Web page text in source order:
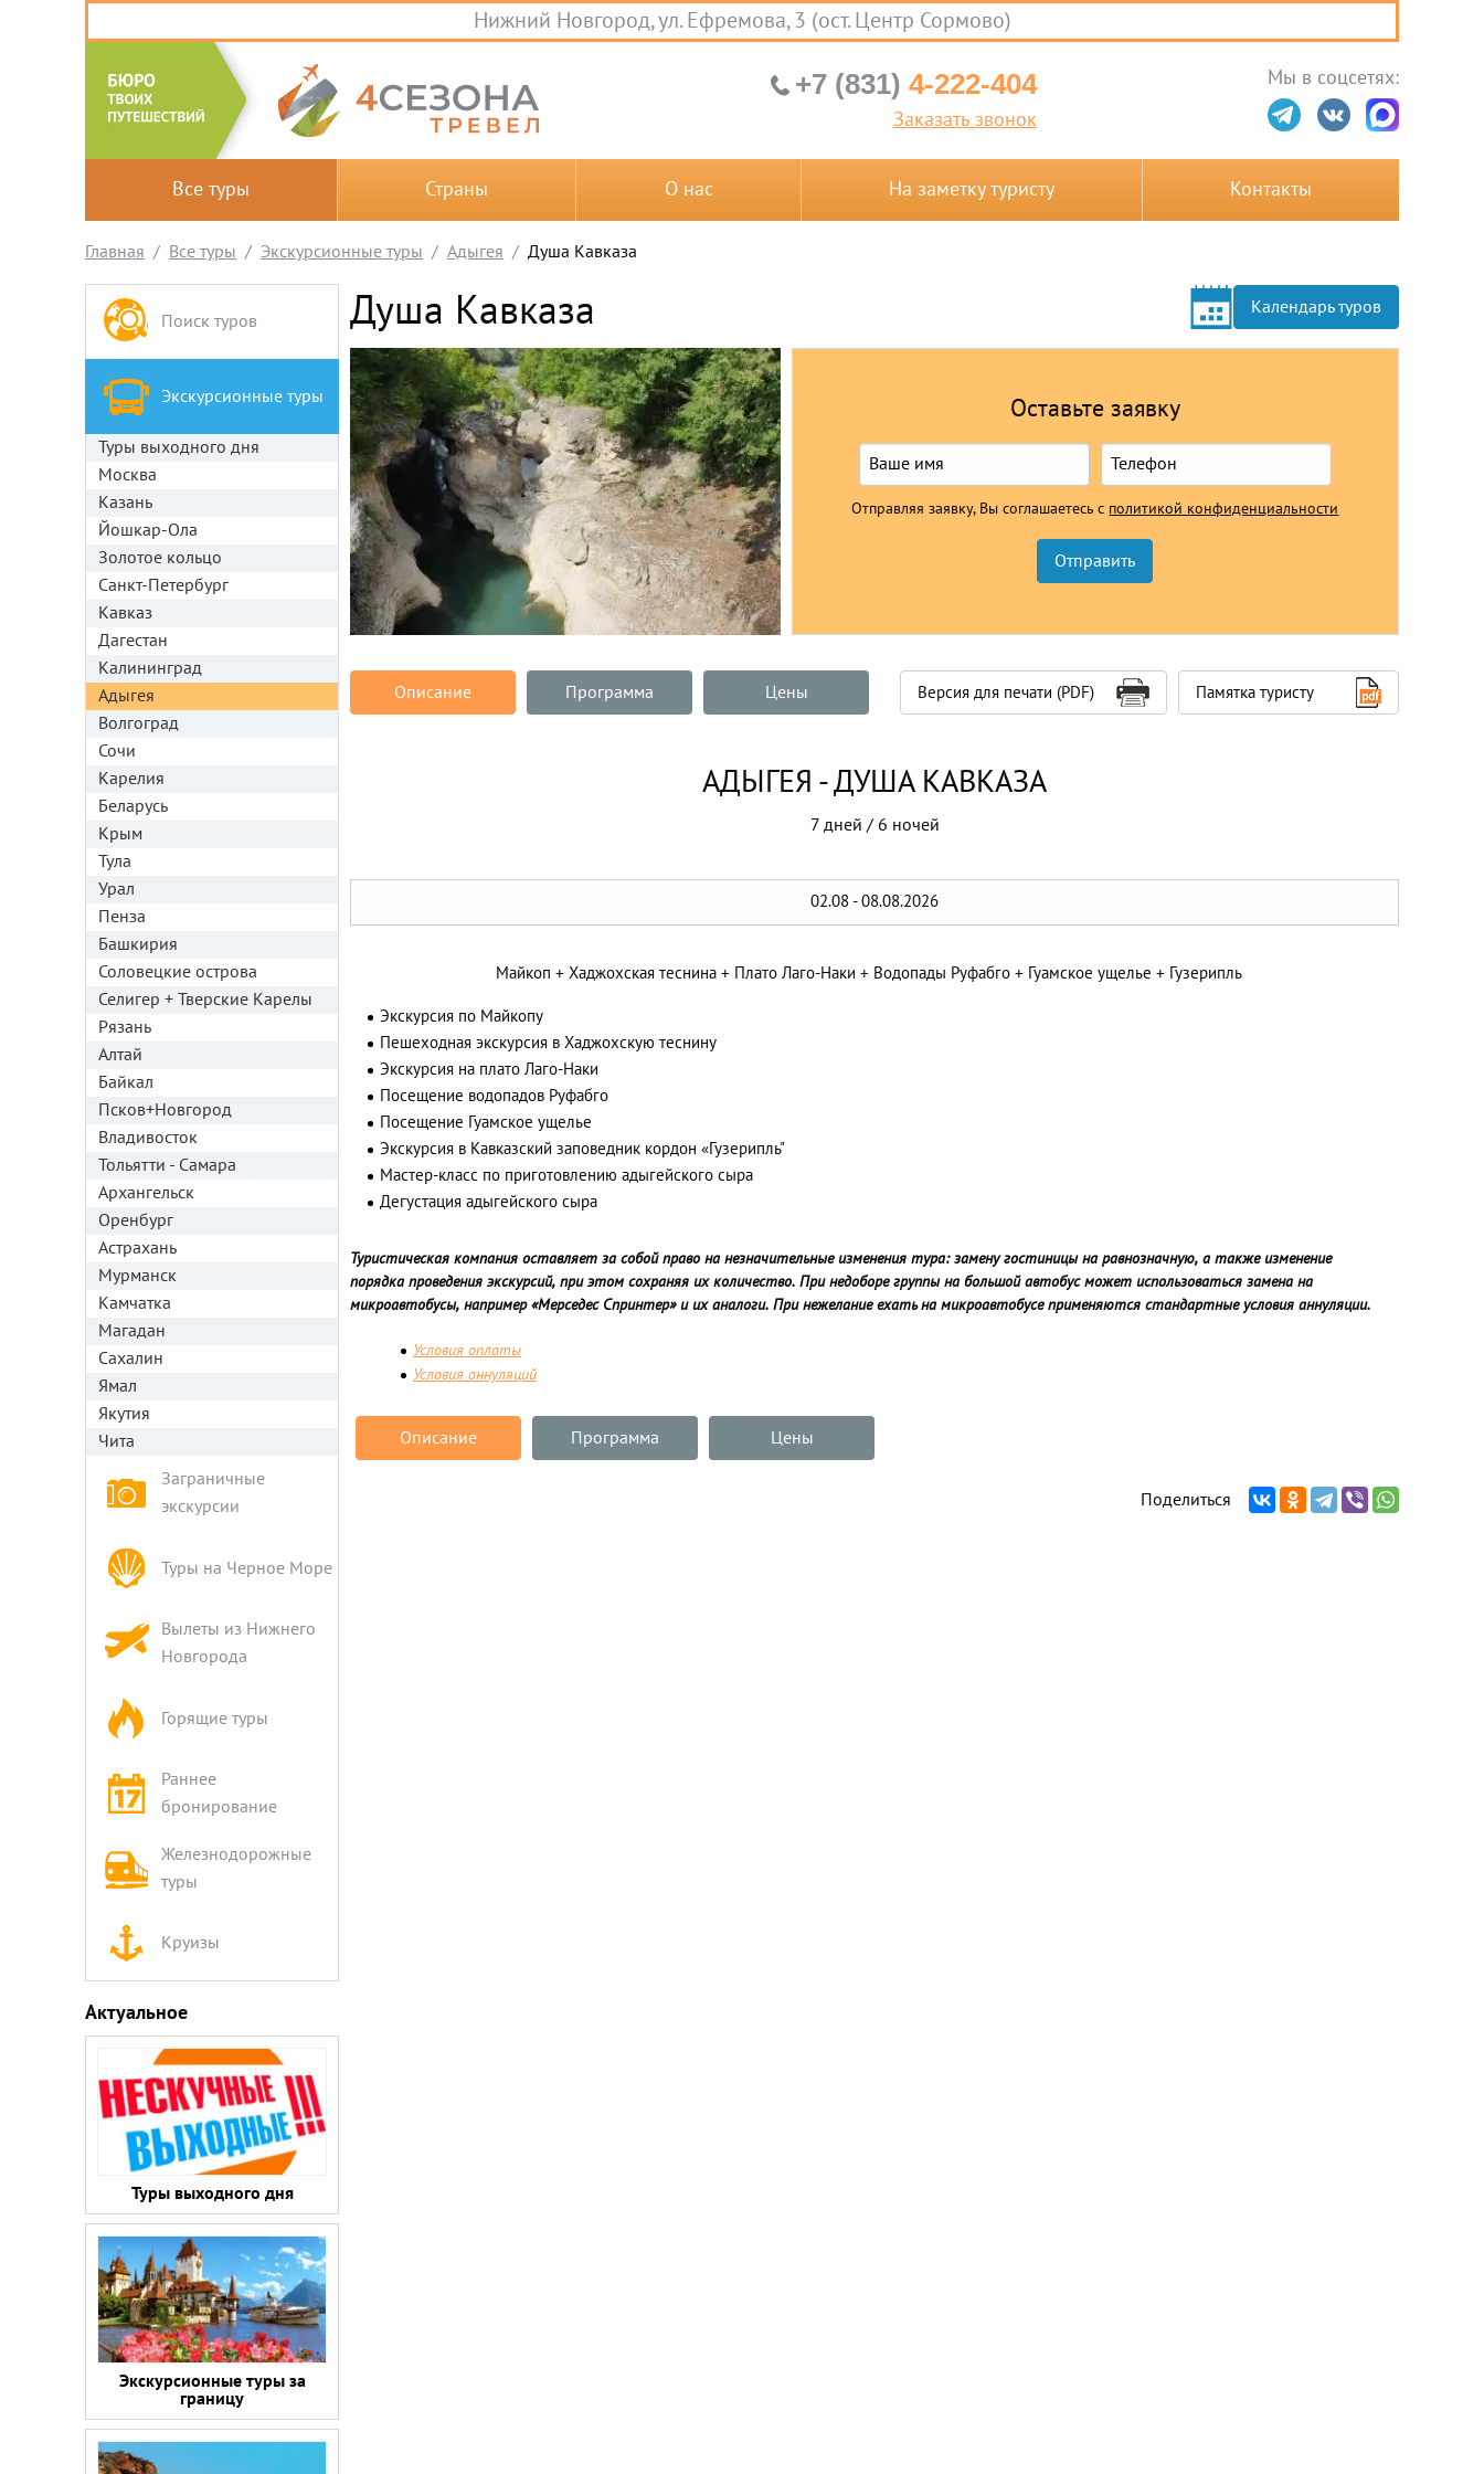
Нижний Новгород, ул. Ефремова, 3 (ост. Центр Сормово)
Все туры Страны О нас На заметку туристу Контакты
+7 (831) 4-222-404
Заказать звонок
Мы в соцсетях:
Главная Все туры Экскурсионные туры Адыгея Душа Кавказа
Поиск туров
Экскурсионные туры
Туры выходного дня
Москва
Казань
Йошкар-Ола
Золотое кольцо
Санкт-Петербург
Кавказ
Дагестан
Калининград
Адыгея
Волгоград
Сочи
Карелия
Беларусь
Крым
Тула
Урал
Пенза
Башкирия
Соловецкие острова
Селигер + Тверские Карелы
Рязань
Алтай
Байкал
Псков+Новгород
Владивосток
Тольятти - Самара
Архангельск
Оренбург
Астрахань
Мурманск
Камчатка
Магадан
Сахалин
Ямал
Якутия
Чита
Заграничные
экскурсии
Туры на Черное Море
Вылеты из Нижнего
Новгорода
Горящие туры
Раннее
бронирование
Железнодорожные
туры
Круизы
Актуальное
Туры выходного дня
Экскурсионные туры за
границу
Душа Кавказа Календарь туров
Оставьте заявку
Отправляя заявку, Вы соглашаетесь с политикой конфиденциальности
Версия для печати (PDF) Памятка туристу
Описание Программа Цены
АДЫГЕЯ - ДУША КАВКАЗА
7 дней / 6 ночей
02.08 - 08.08.2026
Майкоп + Хаджохская теснина + Плато Лаго-Наки + Водопады Руфабго + Гуамское ущелье + Гузерипль
Экскурсия по Майкопу
Пешеходная экскурсия в Хаджохскую теснину
Экскурсия на плато Лаго-Наки
Посещение водопадов Руфабго
Посещение Гуамское ущелье
Экскурсия в Кавказский заповедник кордон «Гузерипль"
Мастер-класс по приготовлению адыгейского сыра
Дегустация адыгейского сыра
Туристическая компания оставляет за собой право на незначительные изменения тура: замену гостиницы на равнозначную, а также изменение
порядка проведения экскурсий, при этом сохраняя их количество. При недоборе группы на большой автобус может использоваться замена на
микроавтобусы, например «Мерседес Спринтер» и их аналоги. При нежелание ехать на микроавтобусе применяются стандартные условия аннуляции.
Условия оплаты
Условия аннуляций
Описание Программа Цены
Поделиться